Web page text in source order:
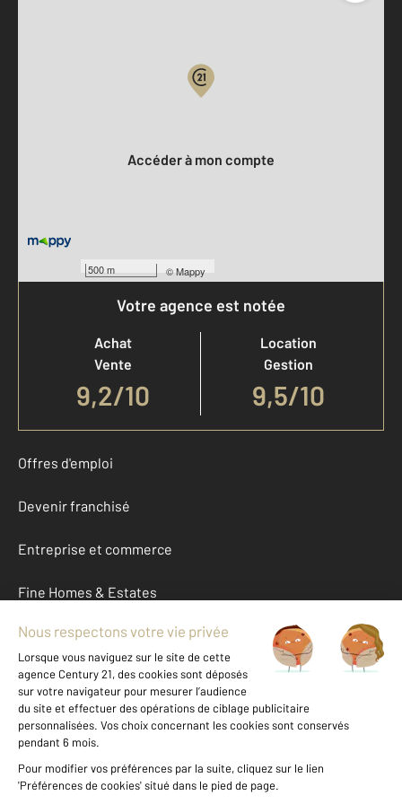
500 m ©Mappy
Accéder à mon compte
Votre agence est notée
Achat
Vente
9,2/10
Location
Gestion
9,5/10
Offres d'emploi
Devenir franchisé
Entreprise et commerce
Fine Homes & Estates
À propos
International
Nous contacter